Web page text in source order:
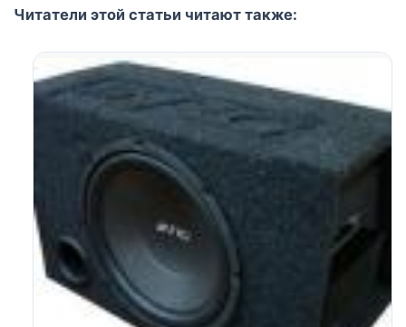
Читатели этой статьи читают также: